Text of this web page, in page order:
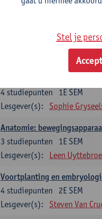
Studium generale in de
1E SEM
Anja Verhulst
1E SEM
4 studiepunten
Lesgever(s):
Sophie
Anatomie:
1E SEM
3 studiepunten
Lesgever(s):
Leen
Voortplanting en
2E SEM
4 studiepunten
Lesgever(s):
Steven Van
Stel je